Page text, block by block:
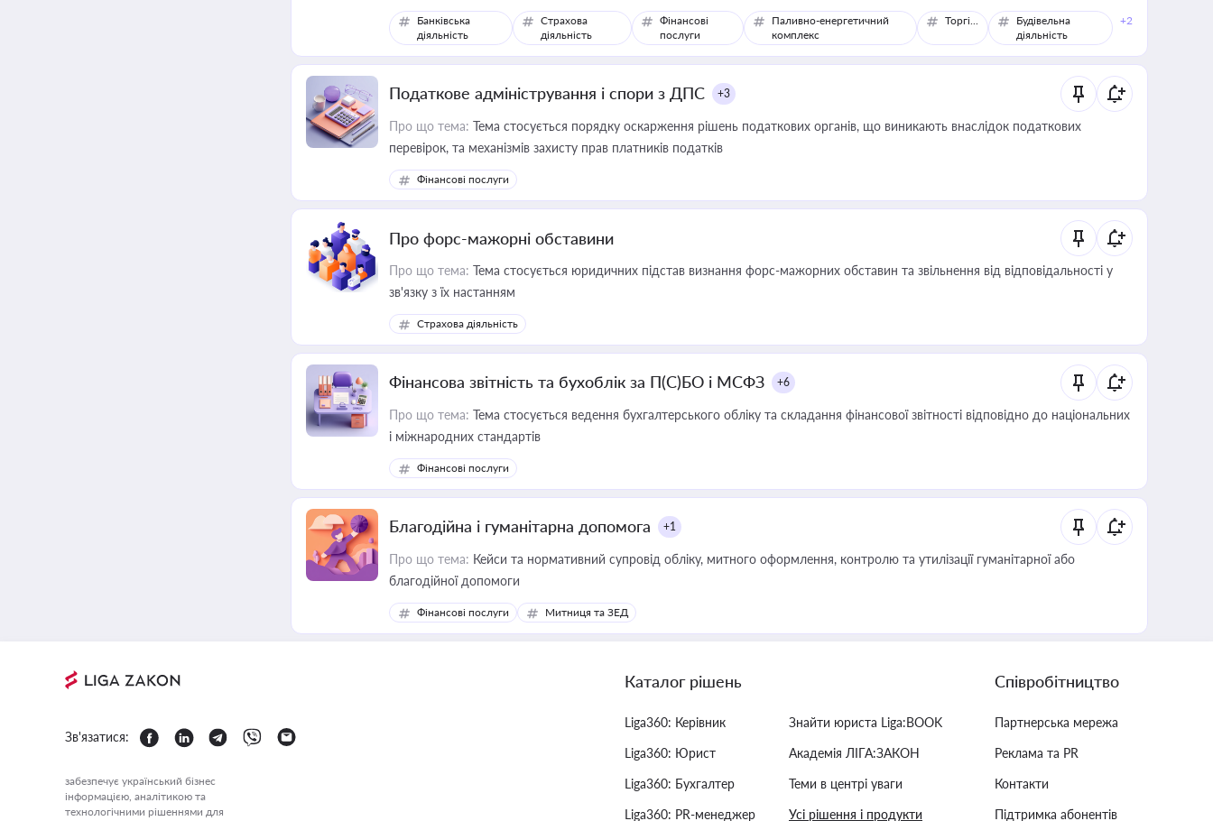
Банківська
діяльність
Страхова
діяльність
Фінансові
послуги
Паливно-енергетичний
комплекс
Торгівля
Будівельна
діяльність
+2
Податкове адміністрування і спори з ДПС +3
Про що тема: Тема стосується порядку оскарження рішень податкових органів, що виникають внаслідок податкових
перевірок, та механізмів захисту прав платників податків
Фінансові послуги
Про форс-мажорні обставини
Про що тема: Тема стосується юридичних підстав визнання форс-мажорних обставин та звільнення від відповідальності у
зв'язку з їх настанням
Страхова діяльність
Фінансова звітність та бухоблік за П(С)БО і МСФЗ +6
Про що тема: Тема стосується ведення бухгалтерського обліку та складання фінансової звітності відповідно до національних
і міжнародних стандартів
Фінансові послуги
Благодійна і гуманітарна допомога +1
Про що тема: Кейси та нормативний супровід обліку, митного оформлення, контролю та утилізації гуманітарної або
благодійної допомоги
Фінансові послуги Митниця та ЗЕД
Зв'язатися:
забезпечує український бізнес
інформацією, аналітикою та
технологічними рішеннями для
Каталог рішень
Liga360: Керівник
Liga360: Юрист
Liga360: Бухгалтер
Liga360: PR-менеджер
Знайти юриста Liga:BOOK
Академія ЛІГА:ЗАКОН
Теми в центрі уваги
Усі рішення і продукти
Співробітництво
Партнерська мережа
Реклама та PR
Контакти
Підтримка абонентів